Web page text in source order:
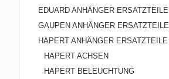
EDUARD ANHÄNGER ERSATZTEILE
GAUPEN ANHÄNGER ERSATZTEILE
HAPERT ANHÄNGER ERSATZTEILE
HAPERT ACHSEN
HAPERT BELEUCHTUNG